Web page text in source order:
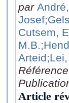
par
Josef
Cutsem,
M.B.
Arteid
Référence
Article